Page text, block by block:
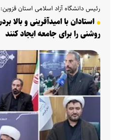
رئیس دانشگاه آزاد اسلامی استان قزوین:
استادان با امیدآفرینی و بالا
روشنی را برای جامعه ایجاد کنند